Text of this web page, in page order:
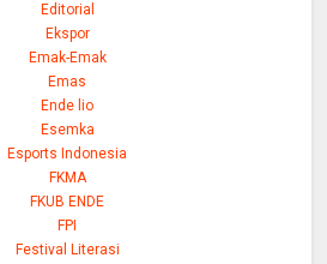
Editorial
Ekspor
Emak-Emak
Emas
Ende lio
Esemka
Esports Indonesia
FKMA
FKUB ENDE
FPI
Festival Literasi